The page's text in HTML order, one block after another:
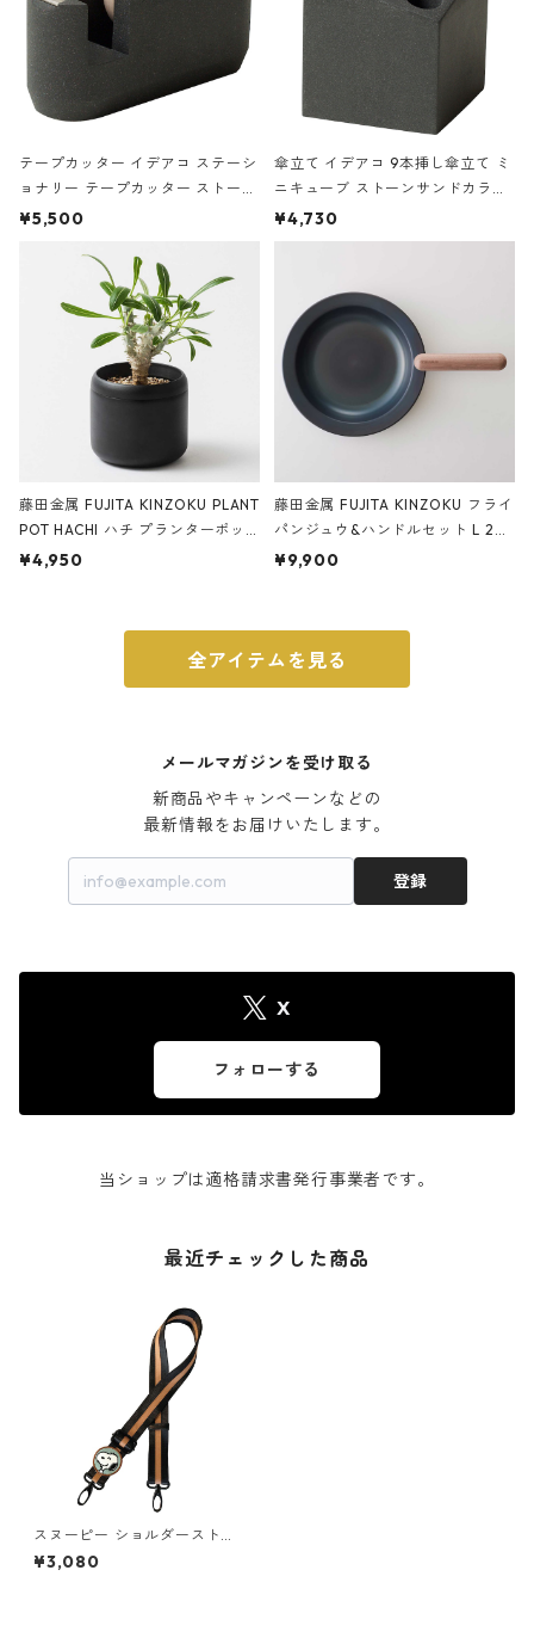
テープカッター イデアコ ステーシ
ョナリー テープカッター ストーン
サンドカラー 石調 ideaco Station
¥5,500
傘立て イデアコ 9本挿し傘立て ミ
ニキューブ ストーンサンドカラー
石調 ideaco Umbrella Stand CUB
E ストーンサンドブラック
¥4,730
藤田金属 FUJITA KINZOKU PLANT
POT HACHI ハチ プランターポッ
ト 3号 ブラック
¥4,950
藤田金属 FUJITA KINZOKU フライ
パンジュウ&ハンドルセット L 24c
m ガス火・IH対応 鉄フライパン
¥9,900
全アイテムを見る
メールマガジンを受け取る
新商品やキャンペーンなどの
最新情報をお届けいたします。
登録
X
フォローする
当ショップは適格請求書発行事業者です。
最近チェックした商品
スヌーピー ショルダーストラ
ップ ROOTOTE with ROO ST
RAP PEANUTS-8Y 8178 ルー
¥3,080